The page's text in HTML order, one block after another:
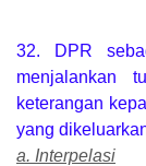
32. DPR
menjalankan
keterangan
yang
a. Interpelasi